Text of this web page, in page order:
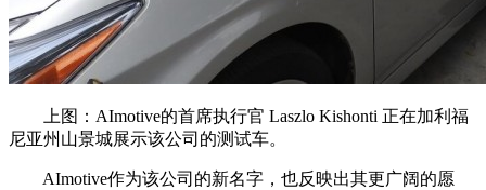
上图：AImotive的首席执行官 Laszlo Kishonti 正在加利福
尼亚州山景城展示该公司的测试车。
AImotive作为该公司的新名字，也反映出其更广阔的愿